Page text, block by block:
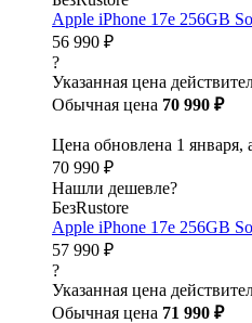
Apple iPhone 17e 256GB
56 990 ₽
?
Указанная цена
Обычная цена 70 990 ₽
Цена обновлена 1 января,
70 990 ₽
Нашли дешевле?
БезRustore
Apple iPhone 17e 256GB
57 990 ₽
?
Указанная цена
Обычная цена 71 990 ₽